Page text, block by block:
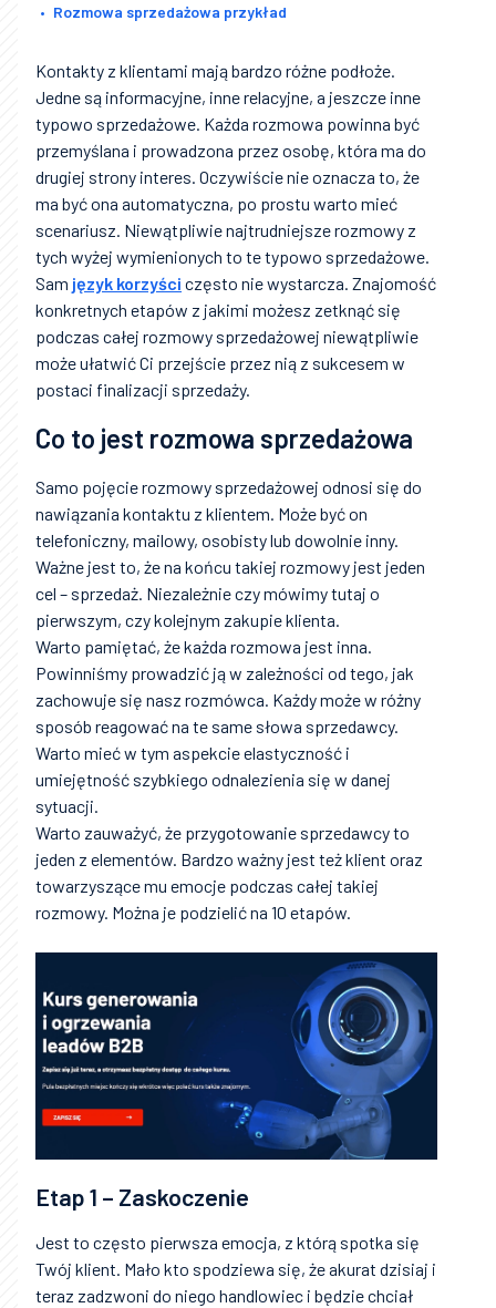
Rozmowa sprzedażowa przykład
Kontakty z klientami mają bardzo różne podłoże.
Jedne są informacyjne, inne relacyjne, a jeszcze inne
typowo sprzedażowe. Każda rozmowa powinna być
przemyślana i prowadzona przez osobę, która ma do
drugiej strony interes. Oczywiście nie oznacza to, że
ma być ona automatyczna, po prostu warto mieć
scenariusz. Niewątpliwie najtrudniejsze rozmowy z
tych wyżej wymienionych to te typowo sprzedażowe.
Sam język korzyści często nie wystarcza. Znajomość
konkretnych etapów z jakimi możesz zetknąć się
podczas całej rozmowy sprzedażowej niewątpliwie
może ułatwić Ci przejście przez nią z sukcesem w
postaci finalizacji sprzedaży.
Co to jest rozmowa sprzedażowa
Samo pojęcie rozmowy sprzedażowej odnosi się do
nawiązania kontaktu z klientem. Może być on
telefoniczny, mailowy, osobisty lub dowolnie inny.
Ważne jest to, że na końcu takiej rozmowy jest jeden
cel – sprzedaż. Niezależnie czy mówimy tutaj o
pierwszym, czy kolejnym zakupie klienta.
Warto pamiętać, że każda rozmowa jest inna.
Powinniśmy prowadzić ją w zależności od tego, jak
zachowuje się nasz rozmówca. Każdy może w różny
sposób reagować na te same słowa sprzedawcy.
Warto mieć w tym aspekcie elastyczność i
umiejętność szybkiego odnalezienia się w danej
sytuacji.
Warto zauważyć, że przygotowanie sprzedawcy to
jeden z elementów. Bardzo ważny jest też klient oraz
towarzyszące mu emocje podczas całej takiej
rozmowy. Można je podzielić na 10 etapów.
Etap 1 – Zaskoczenie
Jest to często pierwsza emocja, z którą spotka się
Twój klient. Mało kto spodziewa się, że akurat dzisiaj i
teraz zadzwoni do niego handlowiec i będzie chciał